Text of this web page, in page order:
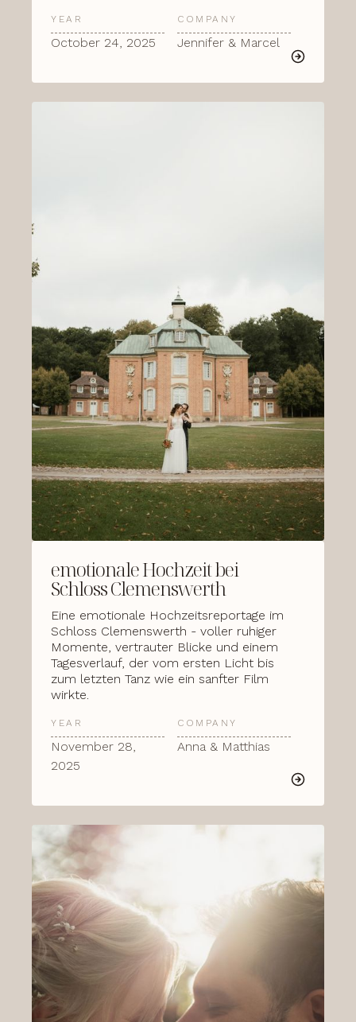
YEAR
October 24, 2025
COMPANY
Jennifer & Marcel
emotionale Hochzeit bei
Schloss Clemenswerth
Eine emotionale Hochzeitsreportage im
Schloss Clemenswerth - voller ruhiger
Momente, vertrauter Blicke und einem
Tagesverlauf, der vom ersten Licht bis
zum letzten Tanz wie ein sanfter Film
wirkte.
YEAR
November 28,
2025
COMPANY
Anna & Matthias